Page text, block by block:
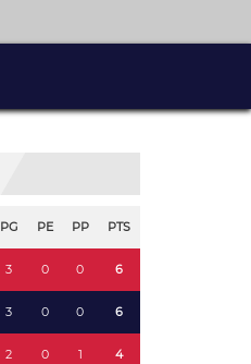
PG PE PP PTS
3 0 0 6
3 0 0 6
2 0 1 4